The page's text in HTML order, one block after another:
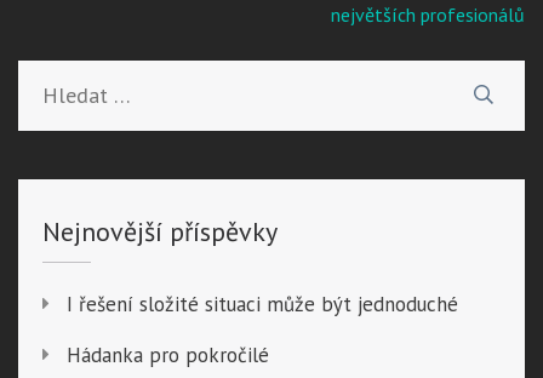
největších profesionálů
Nejnovější příspěvky
I řešení složité situaci může být jednoduché
Hádanka pro pokročilé